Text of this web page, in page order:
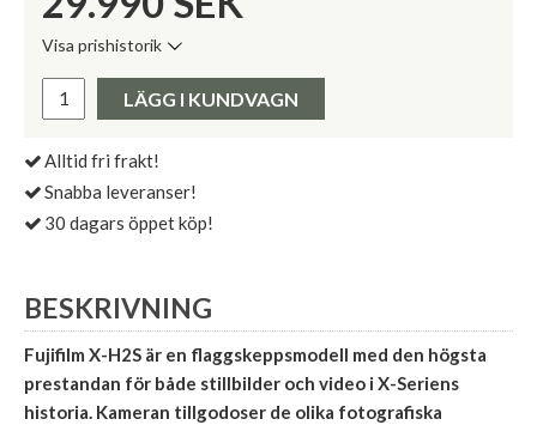
Visa prishistorik
Pris:
LÄGG I KUNDVAGN
Alltid fri frakt!
Snabba leveranser!
30 dagars öppet köp!
BESKRIVNING
Fujifilm X-H2S är en flaggskeppsmodell med den högsta
prestandan för både stillbilder och video i X-Seriens
historia. Kameran tillgodoser de olika fotografiska